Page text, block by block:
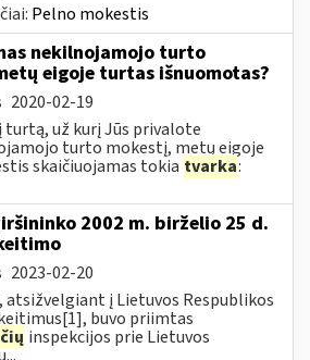
Pelno mokestis
nekilnojamojo turto
eigoje turtas išnuomotas?
2020-02-19
už kurį Jūs privalote
turto mokestį, metų eigoje
skaičiuojamas tokia tvarka:
2002 m. birželio 25 d.
2023-02-20
į Lietuvos Respublikos
buvo priimtas
inspekcijos prie Lietuvos